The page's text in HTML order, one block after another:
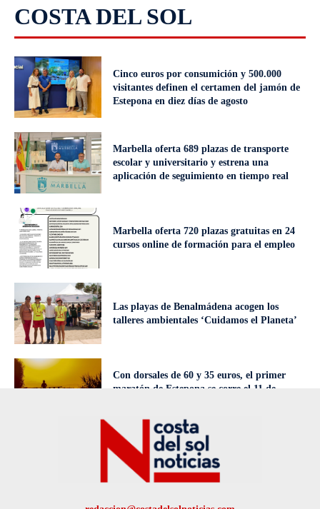
COSTA DEL SOL
Cinco euros por consumición y 500.000
visitantes definen el certamen del jamón de
Estepona en diez días de agosto
Marbella oferta 689 plazas de transporte
escolar y universitario y estrena una
aplicación de seguimiento en tiempo real
Marbella oferta 720 plazas gratuitas en 24
cursos online de formación para el empleo
Las playas de Benalmádena acogen los
talleres ambientales ‘Cuidamos el Planeta’
Con dorsales de 60 y 35 euros, el primer
maratón de Estepona se corre el 11 de